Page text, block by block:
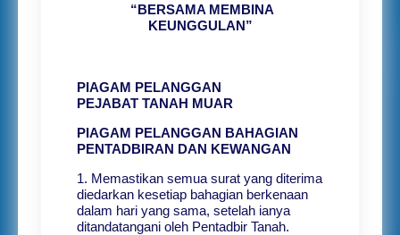
“BERSAMA MEMBINA
KEUNGGULAN”
PIAGAM PELANGGAN
PEJABAT TANAH MUAR
PIAGAM PELANGGAN BAHAGIAN
PENTADBIRAN DAN KEWANGAN
1. Memastikan semua surat yang diterima
diedarkan kesetiap bahagian berkenaan
dalam hari yang sama, setelah ianya
ditandatangani oleh Pentadbir Tanah.